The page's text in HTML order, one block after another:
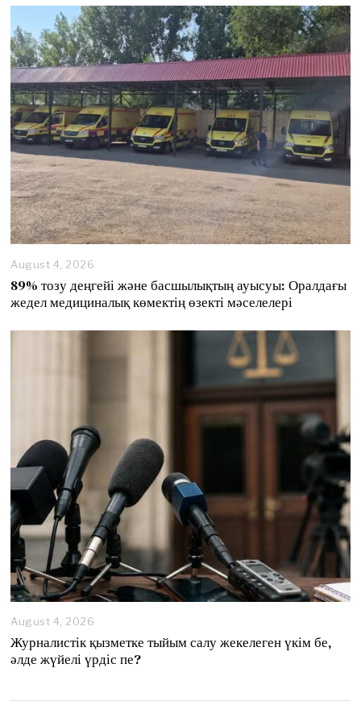
t
6
,
2
0
2
6
August 4, 2026
89% тозу деңгейі және басшылықтың ауысуы: Оралдағы
жедел медициналық көмектің өзекті мәселелері
August 4, 2026
g
u
Журналистік қызметке тыйым салу жекелеген үкім бе,
әлде жүйелі үрдіс пе?